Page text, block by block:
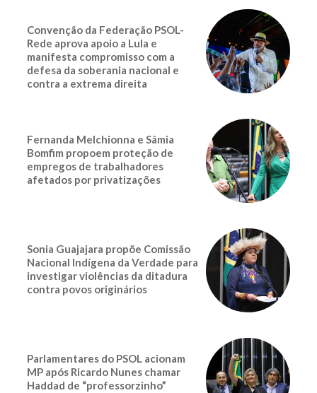
Convenção da Federação PSOL-
Rede aprova apoio a Lula e
manifesta compromisso com a
defesa da soberania nacional e
contra a extrema direita
Fernanda Melchionna e Sâmia
Bomfim propoem proteção de
empregos de trabalhadores
afetados por privatizações
Sonia Guajajara propõe Comissão
Nacional Indígena da Verdade para
investigar violências da ditadura
contra povos originários
Parlamentares do PSOL acionam
MP após Ricardo Nunes chamar
Haddad de “professorzinho”